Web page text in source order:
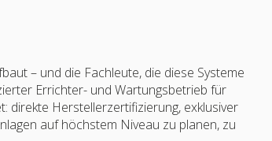
– und die Fachleute, die diese Systeme
Errichter- und Wartungsbetrieb für
direkte Herstellerzertifizierung, exklusiver
auf höchstem Niveau zu planen, zu